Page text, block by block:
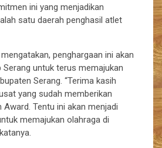
ini yang menjadikan
satu daerah penghasil atlet
penghargaan ini akan
untuk terus memajukan
Serang. “Terima kasih
yang sudah memberikan
Award. Tentu ini akan menjadi
memajukan olahraga di